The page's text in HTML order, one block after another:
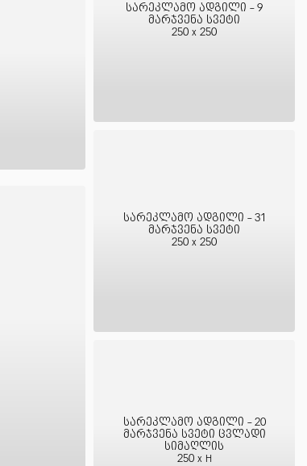
სარეკლამო ადგილი - 9
მარჯვენა სვეტი
250 x 250
სარეკლამო ადგილი - 31
მარჯვენა სვეტი
250 x 250
სარეკლამო ადგილი - 20
მარჯვენა სვეტი ცვლადი
სიმაღლის
250 x H